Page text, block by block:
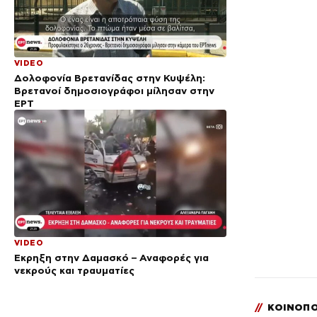
VIDEO
Δολοφονία Βρετανίδας στην Κυψέλη:
Bρετανοί δημοσιογράφοι μίλησαν στην
ΕΡΤ
VIDEO
Έκρηξη στην Δαμασκό – Αναφορές για
νεκρούς και τραυματίες
//